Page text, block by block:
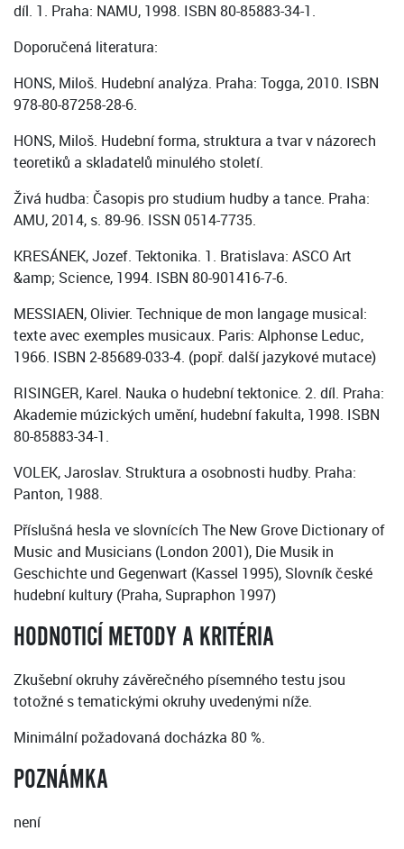
díl. 1. Praha: NAMU, 1998. ISBN 80-85883-34-1.
Doporučená literatura:
HONS, Miloš. Hudební analýza. Praha: Togga, 2010. ISBN
978-80-87258-28-6.
HONS, Miloš. Hudební forma, struktura a tvar v názorech
teoretiků a skladatelů minulého století.
Živá hudba: Časopis pro studium hudby a tance. Praha:
AMU, 2014, s. 89-96. ISSN 0514-7735.
KRESÁNEK, Jozef. Tektonika. 1. Bratislava: ASCO Art
&amp; Science, 1994. ISBN 80-901416-7-6.
MESSIAEN, Olivier. Technique de mon langage musical:
texte avec exemples musicaux. Paris: Alphonse Leduc,
1966. ISBN 2-85689-033-4. (popř. další jazykové mutace)
RISINGER, Karel. Nauka o hudební tektonice. 2. díl. Praha:
Akademie múzických umění, hudební fakulta, 1998. ISBN
80-85883-34-1.
VOLEK, Jaroslav. Struktura a osobnosti hudby. Praha:
Panton, 1988.
Příslušná hesla ve slovnících The New Grove Dictionary of
Music and Musicians (London 2001), Die Musik in
Geschichte und Gegenwart (Kassel 1995), Slovník české
hudební kultury (Praha, Supraphon 1997)
HODNOTICÍ METODY A KRITÉRIA
Zkušební okruhy závěrečného písemného testu jsou
totožné s tematickými okruhy uvedenými níže.
Minimální požadovaná docházka 80 %.
POZNÁMKA
není